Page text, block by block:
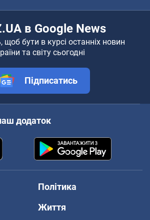
в Google News
щоб бути в курсі останніх новин
та світу сьогодні
Підписатись
додаток
Політика
Життя